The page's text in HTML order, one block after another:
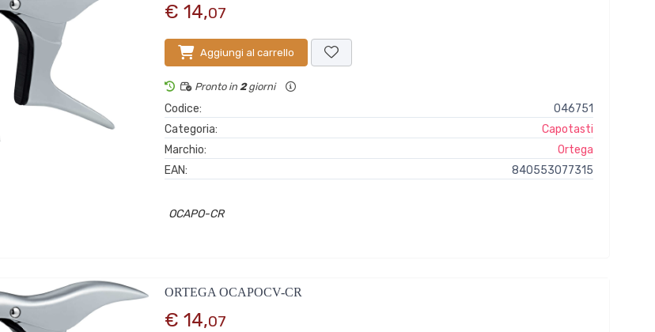
€ 14,07
Aggiungi al carrello
Pronto in 2giorni
Codice:
046751
Categoria:
Capotasti
Marchio:
Ortega
EAN:
840553077315
OCAPO-CR
ORTEGA OCAPOCV-CR
€ 14,07